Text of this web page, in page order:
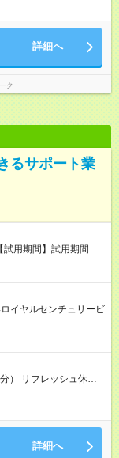
詳細へ
ク
るサポート業
は本採用時と同じで
イヤルセンチュリービ
） リフレッシュ休憩
詳細へ